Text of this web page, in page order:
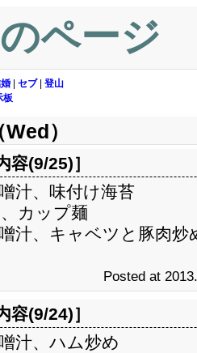
ページ
セブ| 登山
板
）
容(9/25)］
汁、味付け海苔
カップ麺
汁、キャベツと豚肉炒
Posted at
容(9/24)］
汁、ハム炒め